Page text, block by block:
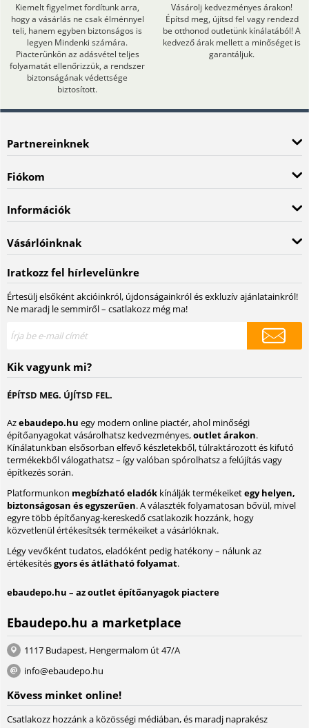
Kiemelt figyelmet fordítunk arra,
hogy a vásárlás ne csak élménnyel
teli, hanem egyben biztonságos is
legyen Mindenki számára.
Piacterünkön az adásvétel teljes
folyamatát ellenőrizzük, a rendszer
biztonságának védettsége
biztosított.
Vásárolj kedvezményes árakon!
Építsd meg, újítsd fel vagy rendezd
be otthonod outletünk kínálatából! A
kedvező árak mellett a minőséget is
garantáljuk.
Partnereinknek
Fiókom
Információk
Vásárlóinknak
Iratkozz fel hírlevelünkre
Értesülj elsőként akcióinkról, újdonságainkról és exkluzív ajánlatainkról!
Ne maradj le semmiről – csatlakozz még ma!
Kik vagyunk mi?
ÉPÍTSD MEG. ÚJÍTSD FEL.
Azebaudepo.hu egy modern online piactér, ahol minőségi
építőanyagokat vásárolhatsz kedvezményes,outlet árakon.
Kínálatunkban elsősorban elfevő készletekből, túlraktározott és kifutó
termékekből válogathatsz – így valóban spórolhatsz a felújítás vagy
építkezés során.
Platformunkon megbízható eladók kínálják termékeiketegy helyen,
biztonságosan és egyszerűen. A választék folyamatosan bővül, mivel
egyre több építőanyag-kereskedő csatlakozik hozzánk, hogy
közvetlenül értékesítsék termékeiket a vásárlóknak.
Légy vevőként tudatos, eladóként pedig hatékony – nálunk az
értékesítésgyors és átlátható folyamat.
ebaudepo.hu – az outlet építőanyagok piactere
Ebaudepo.hu a marketplace
1117 Budapest, Hengermalom út 47/A
info@ebaudepo.hu
Kövess minket online!
Csatlakozz hozzánk a közösségi médiában, és maradj naprakész